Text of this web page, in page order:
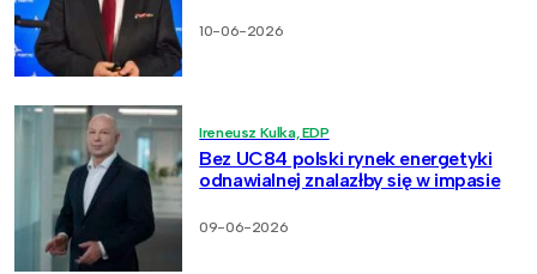
10-06-2026
Ireneusz Kulka, EDP
Bez UC84 polski rynek energetyki
odnawialnej znalazłby się w impasie
09-06-2026